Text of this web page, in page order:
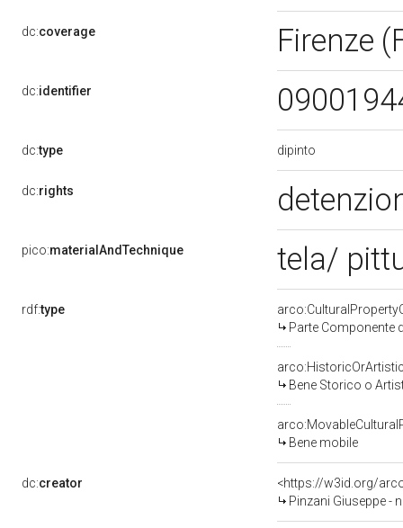
dc:coverage Firenze
dc:identifier
dc:type dipinto
dc:rights
pico:materialAndTechnique tela/
rdf:type
Parte Componente
Bene Storico o
Bene mobile
dc:creator
<https://w3id.org/
Pinzani Giuseppe -